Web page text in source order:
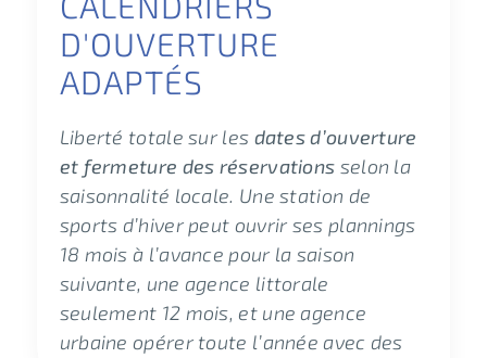
D'OUVERTURE
ADAPTÉS
Liberté totale sur les dates d’ouverture
et fermeture des réservations selon la
saisonnalité locale. Une station de
sports d’hiver peut ouvrir ses plannings
18 mois à l’avance pour la saison
suivante, une agence littorale
seulement 12 mois, et une agence
urbaine opérer toute l’année avec des